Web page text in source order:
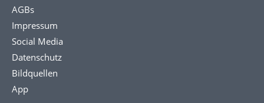
AGBs
Impressum
Social Media
Datenschutz
Bildquellen
App